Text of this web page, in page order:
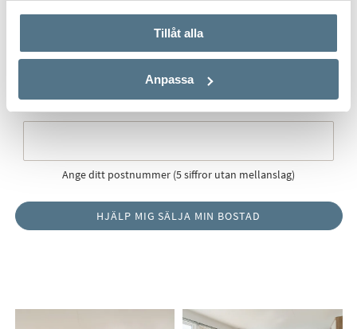
Tillåt alla
Anpassa
Postort*
Postnummer*
Ange ditt postnummer (5 siffror utan mellanslag)